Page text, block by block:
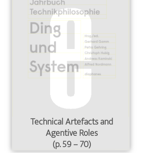
Technical Artefacts and
Agentive Roles
(p. 59 – 70)